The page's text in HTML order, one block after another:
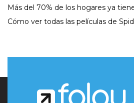
Más del 70% de los hogares ya
Cómo ver todas las películas de